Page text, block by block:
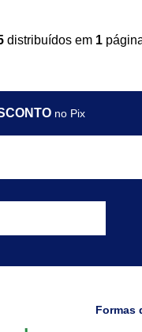
distribuídos em 1
no Pix
Formas